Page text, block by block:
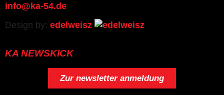
info@ka-54.de
Design by: edelweisz
KA NEWSKICK
Zur newsletter anmeldung